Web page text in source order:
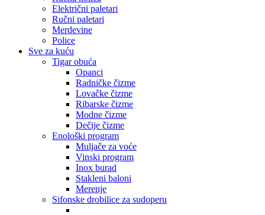
Električni paletari
Ručni paletari
Merdevine
Police
Sve za kuću
Tigar obuća
Opanci
Radničke čizme
Lovačke čizme
Ribarske čizme
Modne čizme
Dečije čizme
Enološki program
Muljače za voće
Vinski program
Inox burad
Stakleni baloni
Merenje
Sifonske drobilice za sudoperu